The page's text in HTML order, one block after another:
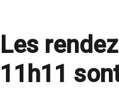
Les
11h11